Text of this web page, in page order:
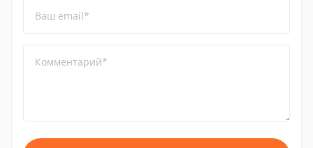
Ваш email*
Комментарий*